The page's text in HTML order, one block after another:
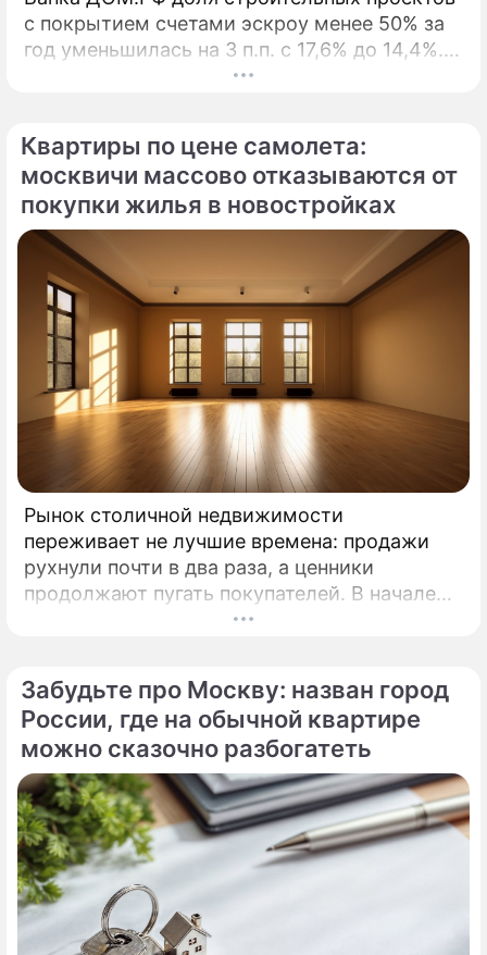
с покрытием счетами эскроу менее 50% за
год уменьшилась на 3 п.п. с 17,6% до 14,4%. В
начале 2026 года Банк ДОМ.
Квартиры по цене самолета:
москвичи массово отказываются от
покупки жилья в новостройках
Рынок столичной недвижимости
переживает не лучшие времена: продажи
рухнули почти в два раза, а ценники
продолжают пугать покупателей. В начале
2026 года московские новостройки
Забудьте про Москву: назван город
России, где на обычной квартире
можно сказочно разбогатеть